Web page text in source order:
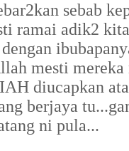
sebab
ramai adik2
mesti mereka
diucapkan
berjaya
ni pula...